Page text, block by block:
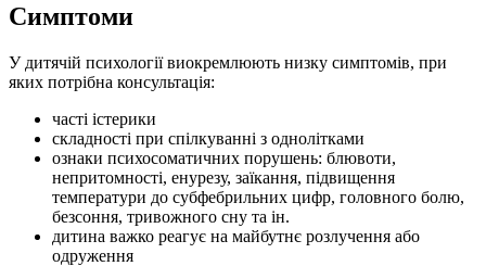
Симптоми
У дитячій психології виокремлюють низку симптомів, при
яких потрібна консультація:
часті істерики
складності при спілкуванні з однолітками
ознаки психосоматичних порушень: блювоти,
непритомності, енурезу, заїкання, підвищення
температури до субфебрильних цифр, головного болю,
безсоння, тривожного сну та ін.
дитина важко реагує на майбутнє розлучення або
одруження